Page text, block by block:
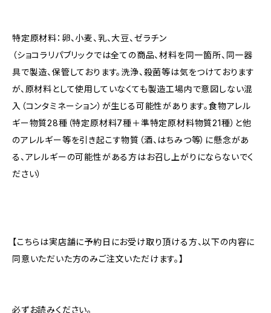
特定原材料：卵、小麦、乳、大豆、ゼラチン
（ショコラリパブリックでは全ての商品、材料を同一箇所、同一器
具で製造、保管しております。洗浄、殺菌等は気をつけております
が、原材料として使用していなくても製造工場内で意図しない混
入（コンタミネーション）が生じる可能性があります。食物アレル
ギー物質28種（特定原材料7種＋準特定原材料物質21種）と他
のアレルギー等を引き起こす物質（酒、はちみつ等）に懸念があ
る、アレルギーの可能性がある方はお召し上がりにならないでく
ださい）
【こちらは実店舗に予約日にお受け取り頂ける方、以下の内容に
同意いただいた方のみご注文いただけます。】
必ずお読みください。